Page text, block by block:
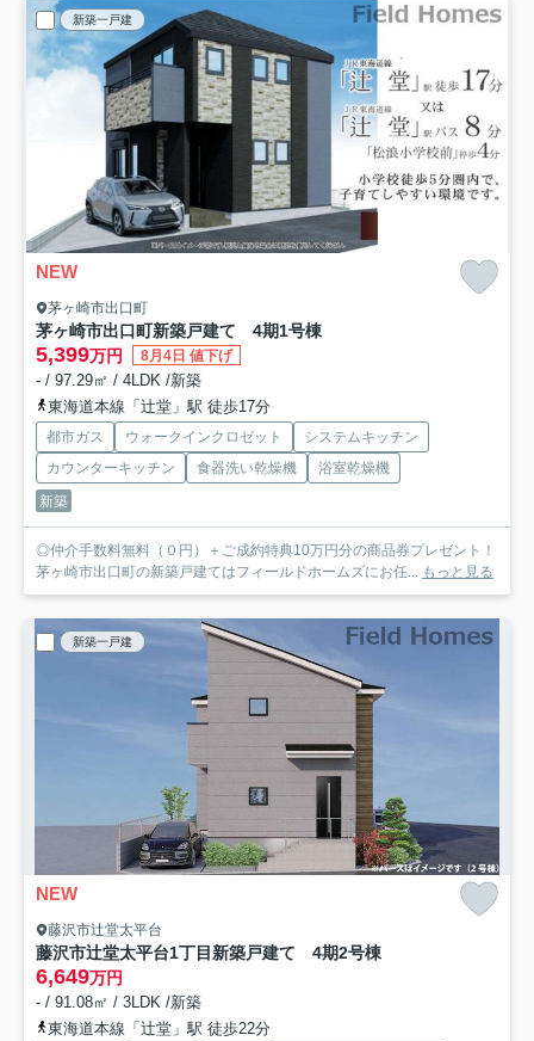
新築一戸建
NEW
茅ヶ崎市出口町
茅ヶ崎市出口町新築戸建て 4期1号棟
5,399万円 8月4日 値下げ
- / 97.29㎡ / 4LDK /新築
東海道本線「辻堂」駅 徒歩17分
都市ガス ウォークインクロゼット
システムキッチン
カウンターキッチン
食器洗い乾燥機
浴室乾燥機
新築
◎仲介手数料無料（０円）＋ご成約特典10万円分の商品券プレゼント！
茅ヶ崎市出口町の新築戸建てはフィールドホームズにお任...
もっと見る
新築一戸建
NEW
藤沢市辻堂太平台
藤沢市辻堂太平台1丁目新築戸建て 4期2号棟
6,649万円
- / 91.08㎡ / 3LDK /新築
東海道本線「辻堂」駅 徒歩22分